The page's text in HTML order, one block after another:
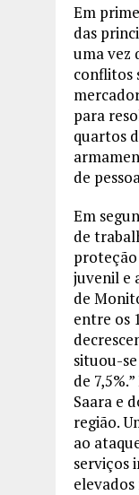
Em
das
uma vez
conflitos
para
quartos
de
Em
de
proteção
juvenil e
de
entre os
situou-
de
Saara e
região.
ao
serviços